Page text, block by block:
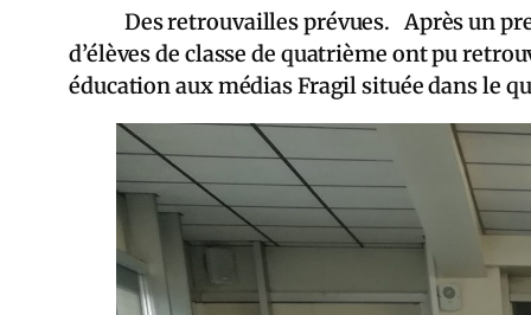
Des retrouvailles prévues. Après un
d’élèves de classe de quatrième ont pu
éducation aux médias Fragil située dans le